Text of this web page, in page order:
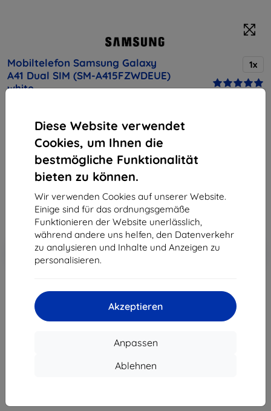
Diese Website verwendet
Cookies, um Ihnen die
bestmögliche Funktionalität
bieten zu können.
Wir verwenden Cookies auf unserer Website.
Einige sind für das ordnungsgemäße
Funktionieren der Website unerlässlich,
während andere uns helfen, den Datenverkehr
zu analysieren und Inhalte und Anzeigen zu
personalisieren.
Akzeptieren
Anpassen
Ablehnen
Mobiltelefon Samsung Galaxy
A41 Dual SIM (SM-A415FZWDEUE)
white
1x
Kaufen Sie dieses Gerät und erhalten Sie
Rabatt
auf sämtliches Zubehör dafür!
Produktbeschreibung
Endpreis
204,90 €
184,41 €
-10%
Rabatt mit Gutschein
EXTRA10
In den
ausverkauft
ausverkauft